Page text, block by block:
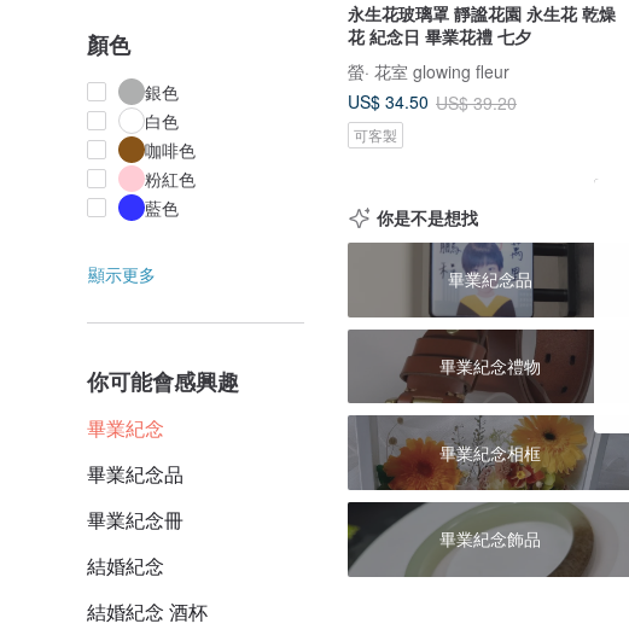
顏色
銀色
白色
咖啡色
粉紅色
藍色
顯示更多
你可能會感興趣
畢業紀念
畢業紀念品
畢業紀念冊
結婚紀念
結婚紀念 酒杯
永生花玻璃罩 靜謐花園 永生花 乾燥
花 紀念日 畢業花禮 七夕
螢· 花室 glowing fleur
US$ 34.50 US$ 39.20
可客製
你是不是想找
畢業紀念品
畢業紀念禮物
畢業紀念相框
畢業紀念飾品